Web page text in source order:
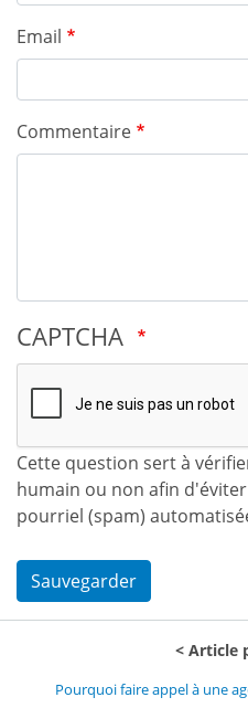
Email
Commentaire
CAPTCHA
Cette question sert à
humain ou non afin
pourriel (spam)
Sauvegarder
Article
Pourquoi faire appel à une